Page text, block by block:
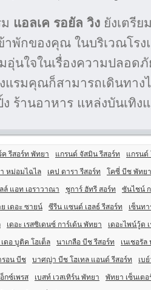
แอลเค รอยัล วิง ยังเตรี
าพักของคุณ ในบริเวณโร
อุ่นใจในเรื่องความปลอด
แรมคุณก็สามารถเดินทาง
ร้านอาหาร แหล่งบันเทิง
ค รีสอร์ท พัทยา แกรนด์ จัสมิน รีสอร์ท แกรนด์
หม่อมไฉไล เคป ดารา รีสอร์ท โคซี่ บีช พัทยา
ล์ แอท เอราวาณา ชูการ์ ฮัทรี สอร์ท ซันไชน์
เดอะ ซายน์ ซีรีน แซนด์ เฮลธ์ รีสอร์ท เซ็นท
เดอะ เรสซิเดนซ์ การ์เด้น พัทยา เดอะไพน์วู้ด
ดอ บูติค โฮเต็ล นาเกลือ บีช รีสอร์ท เนเชอรั
รอน บีช บาศญ่า บีช โฮเทล แอนด์ รีสอร์ท เบ
กซ์เพรส เบสท์ เวสเทิร์น พัทยา พัทยา เซ็นเตอ